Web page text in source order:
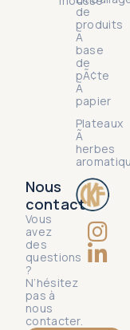
de
produits
Ã
base
de
pÃ¢te
Ã
papier
Plateaux
Ã
herbes
Nous
contact
Vous
avez
des
questions
?
N’hésitez
pas à
nous
contacter.